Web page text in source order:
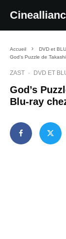
Accueil
DVD et
God’s Puzzle de
ZAST · DVD ET
God’s
Blu-ray